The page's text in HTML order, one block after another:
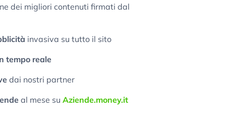
dei migliori contenuti firmati dal
invasiva su tutto il sito
tempo reale
dai nostri partner
al mese su Aziende.money.it